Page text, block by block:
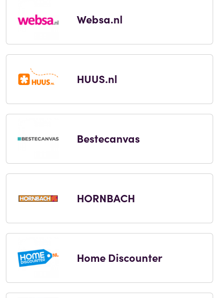
Websa.nl
HUUS.nl
Bestecanvas
HORNBACH
Home Discounter